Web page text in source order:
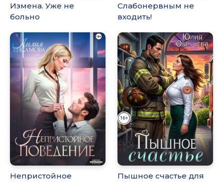
Измена. Уже не
больно
Слабонервным не
входить!
Непристойное Пышное счастье для